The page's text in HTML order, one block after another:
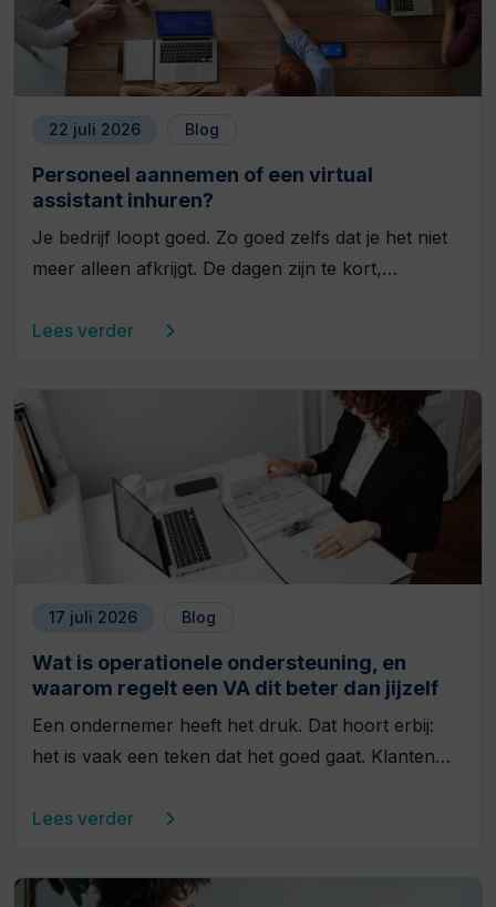
22 juli 2026 Blog
Personeel aannemen of een virtual
assistant inhuren?
Je bedrijf loopt goed. Zo goed zelfs dat je het niet
meer alleen afkrijgt. De dagen zijn te kort,…
Lees verder
17 juli 2026 Blog
Wat is operationele ondersteuning, en
waarom regelt een VA dit beter dan jijzelf
Een ondernemer heeft het druk. Dat hoort erbij:
het is vaak een teken dat het goed gaat. Klanten…
Lees verder